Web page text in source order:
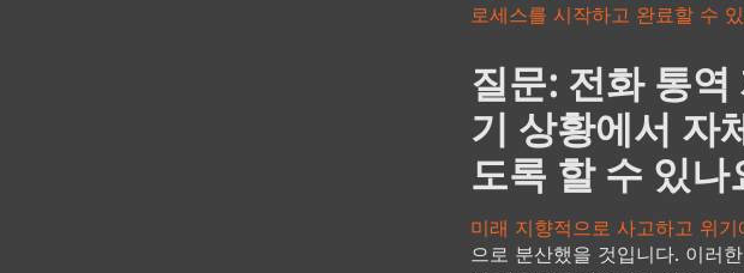
로세스를 시작하고 완료할 수
질문: 전화 통
기 상황에서 자
도록 할 수 있나
미래 지향적으로 사고하고 위
으로 분산했을 것입니다. 이러